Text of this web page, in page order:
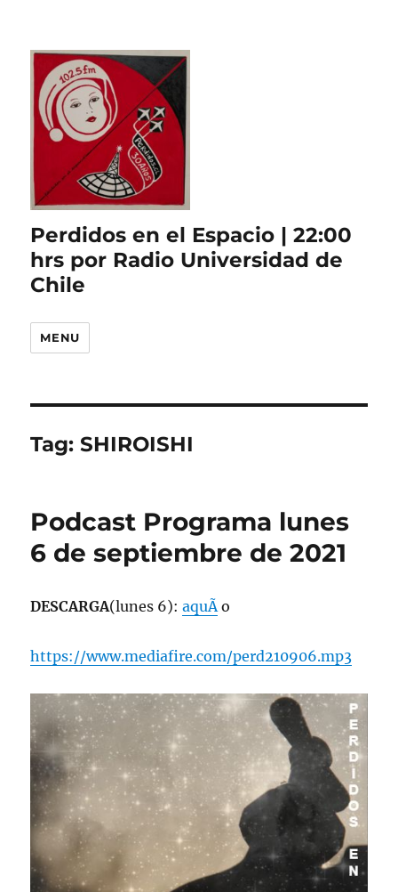
Perdidos en el Espacio | 22:00
hrs por Radio Universidad de
Chile
MENU
Tag:SHIROISHI
Podcast Programa lunes
6 de septiembre de 2021
DESCARGA(lunes 6):aquÃ­o
https://www.mediafire.com/perd210906.mp3